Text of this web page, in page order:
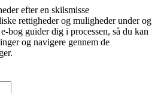
efter en skilsmisse
rettigheder og muligheder under og
bog guider dig i processen, så du kan
og navigere gennem de